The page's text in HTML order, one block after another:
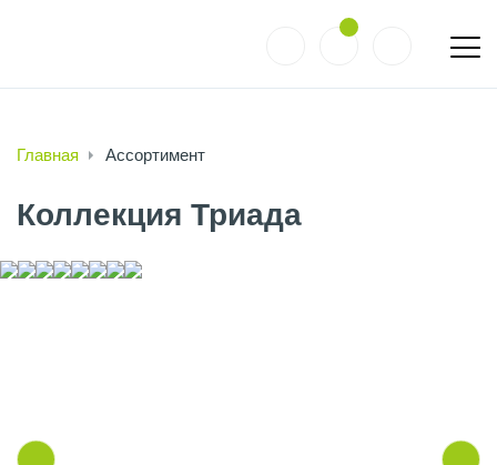
Главная Ассортимент
Коллекция Триада